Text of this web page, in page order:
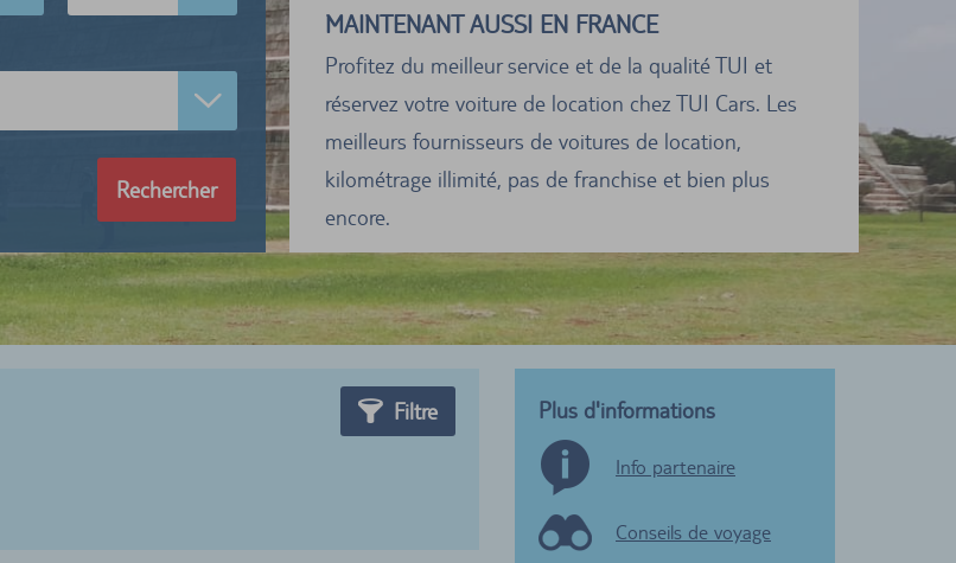
Rechercher
MAINTENANT AUSSI EN FRANCE
Profitez du meilleur service et de la qualité TUI et
réservez votre voiture de location chez TUI Cars. Les
meilleurs fournisseurs de voitures de location,
kilométrage illimité, pas de franchise et bien plus
encore.
Filtre Plus d'informations
Info partenaire
Conseils de voyage